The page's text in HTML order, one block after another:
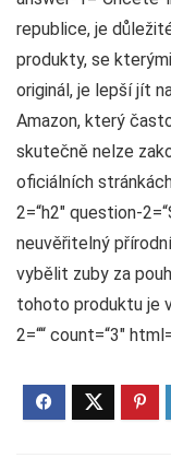
republice, je
produkty, se
originál, je lepší jít
Amazon, který
skutečně nelze
oficiálních
2=“h2″ question-
neuvěřitelný
vybělit zuby za
tohoto produktu je
2=““ count=“3″